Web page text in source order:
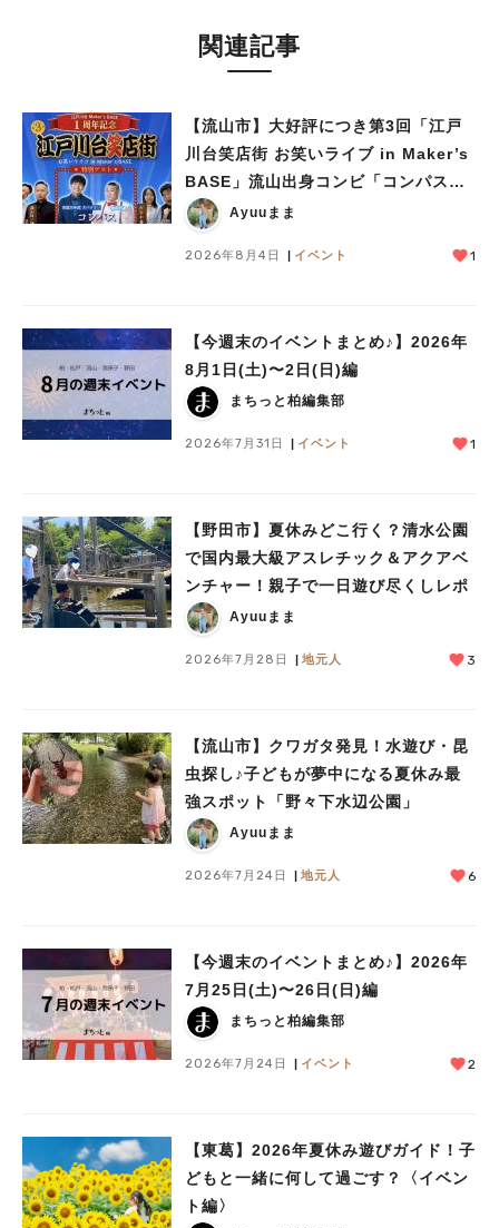
関連記事
【流山市】大好評につき第3回「江戸
川台笑店街 お笑いライブ in Maker’s
BASE」流山出身コンビ「コンパス」
も登場！8/23（日）
Ayuuまま
2026年8月4日 イベント 1
【今週末のイベントまとめ♪】2026年
8月1日(土)〜2日(日)編
まちっと柏編集部
2026年7月31日 イベント 1
【野田市】夏休みどこ行く？清水公園
で国内最大級アスレチック＆アクアベ
ンチャー！親子で一日遊び尽くしレポ
Ayuuまま
2026年7月28日 地元人 3
【流山市】クワガタ発見！水遊び・昆
虫探し♪子どもが夢中になる夏休み最
強スポット「野々下水辺公園」
Ayuuまま
2026年7月24日 地元人 6
【今週末のイベントまとめ♪】2026年
7月25日(土)〜26日(日)編
まちっと柏編集部
2026年7月24日 イベント 2
【東葛】2026年夏休み遊びガイド！子
どもと一緒に何して過ごす？〈イベン
ト編〉
#ラーメン#ショッピング #カフェ#スイーツ #パン #カレー#柏駅
#イベント#公園#教えたい／教えて投稿記事
#教えたい/こんなの見つけた